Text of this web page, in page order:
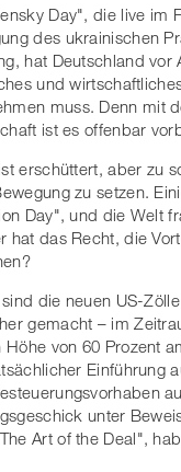
Day", die live im
des ukrainischen
hat Deutschland vor
und
muss. Denn mit
ist es offenbar
erschüttert, aber zu
zu setzen.
Day", und die Welt
hat das Recht, die
die neuen US-
gemacht – im
Höhe von 60 Prozent
Einführung
unter
Art of the Deal",